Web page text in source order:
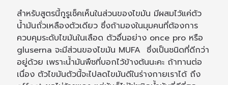
สำหรับสูตรนี้กูรูเช็คเห็นในส่วนของไขมัน มีผสมไว้แค่ตัว
น้ำมันถั่วเหลืองตัวเดียว ซึ่งถ้ามองในมุมคนที่ต้องการ
ควบคุมระดับไขมันในเลือด ตัวอื่นอย่าง once pro หรือ
gluserna จะมีส่วนของไขมัน MUFA ซึ่งเป็นชนิดที่ดีกว่า
อยู่ด้วย เพราะน้ำมันพืชที่บอกไว้ข้างต้นนะคะ ถ้าทานต่อ
เนื่อง ตัวไขมันตัวนี้จะไปลดไขมันดีในร่างกายเราได้ ถึง